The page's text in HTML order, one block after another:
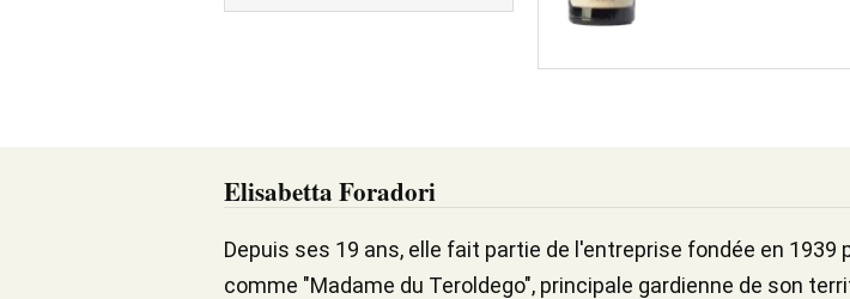
Elisabetta Foradori
Depuis ses 19 ans, elle fait partie de l'entreprise fondée en
comme "Madame du Teroldego", principale gardienne de son